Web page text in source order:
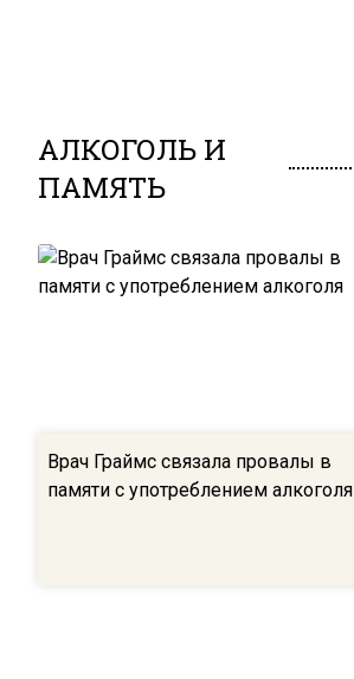
АЛКОГОЛЬ И
ПАМЯТЬ
Врач Граймс связала провалы в
памяти с употреблением алкоголя